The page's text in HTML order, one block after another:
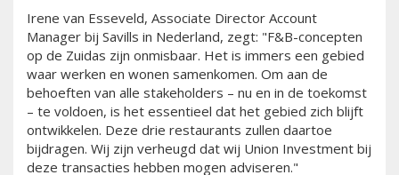
Irene van Esseveld, Associate Director Account
Manager bij Savills in Nederland, zegt: "F&B-concepten
op de Zuidas zijn onmisbaar. Het is immers een gebied
waar werken en wonen samenkomen. Om aan de
behoeften van alle stakeholders – nu en in de toekomst
– te voldoen, is het essentieel dat het gebied zich blijft
ontwikkelen. Deze drie restaurants zullen daartoe
bijdragen. Wij zijn verheugd dat wij Union Investment bij
deze transacties hebben mogen adviseren."